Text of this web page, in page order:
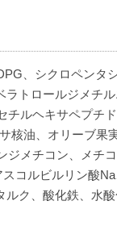
、シクロペンタ
トロールジメチ
チルヘキサペプチ
核油、オリーブ果
メチコン、メチコ
コルビルリン酸Na
ルク、酸化鉄、水